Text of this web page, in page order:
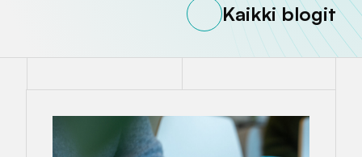
Kaikki blogit